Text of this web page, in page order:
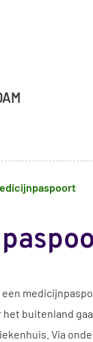
buitenland
Via